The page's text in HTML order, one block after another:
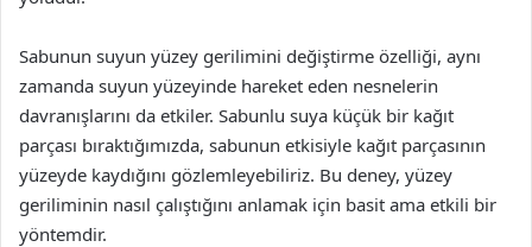
Sabunun suyun yüzey gerilimini değiştirme özelliği, aynı
zamanda suyun yüzeyinde hareket eden nesnelerin
davranışlarını da etkiler. Sabunlu suya küçük bir kağıt
parçası bıraktığımızda, sabunun etkisiyle kağıt parçasının
yüzeyde kaydığını gözlemleyebiliriz. Bu deney, yüzey
geriliminin nasıl çalıştığını anlamak için basit ama etkili bir
yöntemdir.